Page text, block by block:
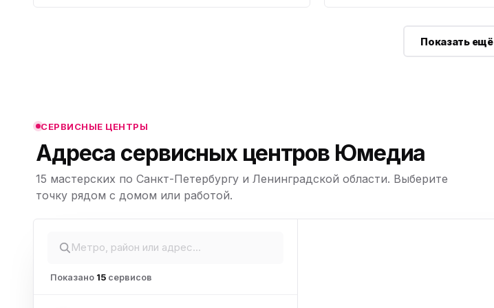
Показать ещё
СЕРВИСНЫЕ ЦЕНТРЫ
Адреса сервисных центров Юмедиа
15 мастерских по Санкт-Петербургу и Ленинградской области. Выберите
точку рядом с домом или работой.
Показано 15 сервисов
ю